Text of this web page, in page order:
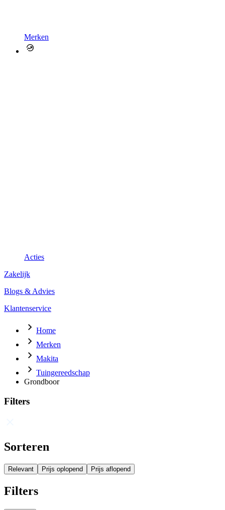
Merken
Acties
Zakelijk
Blogs & Advies
Klantenservice
Home
Merken
Makita
Tuingereedschap
Grondboor
Filters
Sorteren
Relevant Prijs oplopend Prijs aflopend
Filters